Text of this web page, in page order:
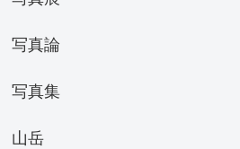
写真論
写真集
山岳